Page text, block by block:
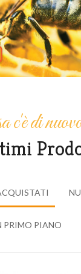
c'è di
PRIMO PIANO